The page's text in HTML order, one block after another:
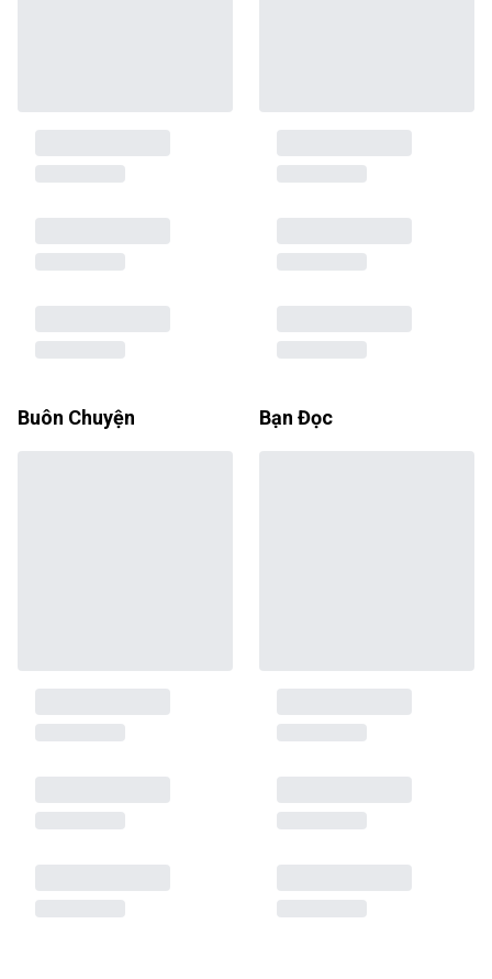
Buôn Chuyện Bạn Đọc